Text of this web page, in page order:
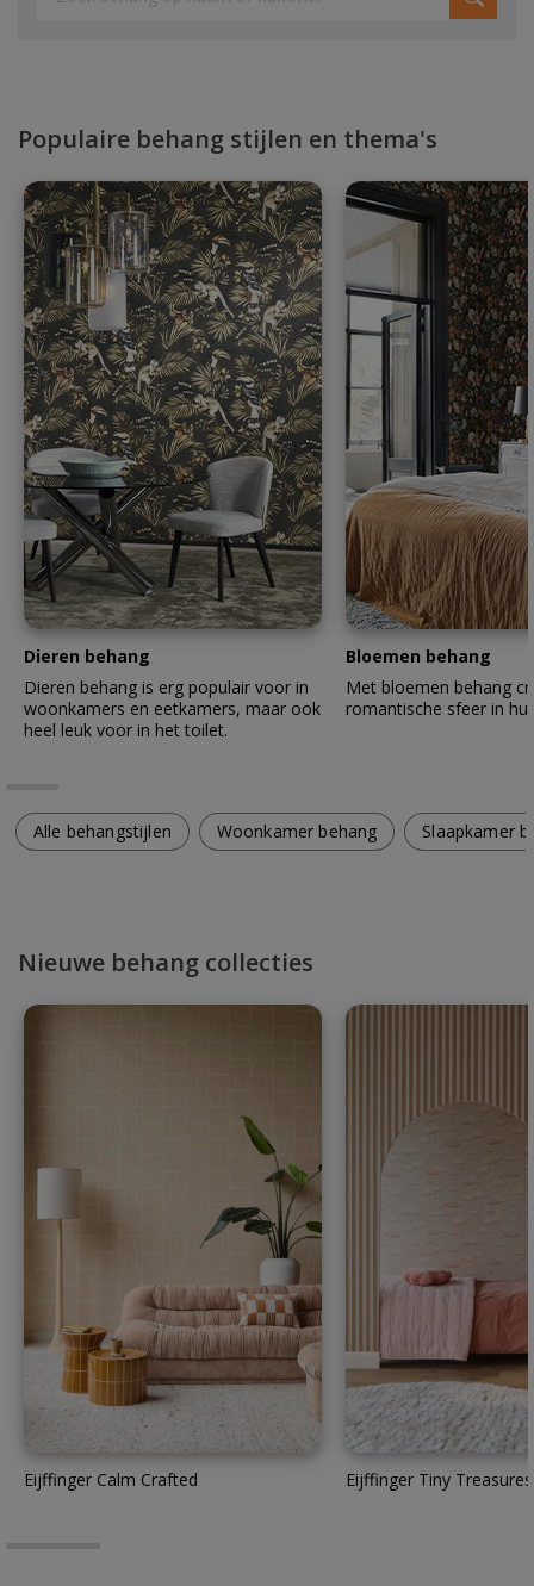
Populaire behang stijlen en thema's
Dieren behang
Dieren behang is erg populair voor in
woonkamers en eetkamers, maar ook
heel leuk voor in het toilet.
Bloemen behang
Met bloemen behang
romantische sfeer in
Alle behangstijlen Woonkamer behang Slaapkamer
Nieuwe behang collecties
Eijffinger Calm Crafted Eijffinger Tiny Treasures